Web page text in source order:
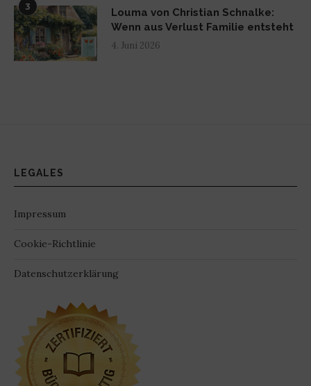
3
Louma von Christian Schnalke:
Wenn aus Verlust Familie entsteht
4. Juni 2026
LEGALES
Impressum
Cookie-Richtlinie
Datenschutzerklärung